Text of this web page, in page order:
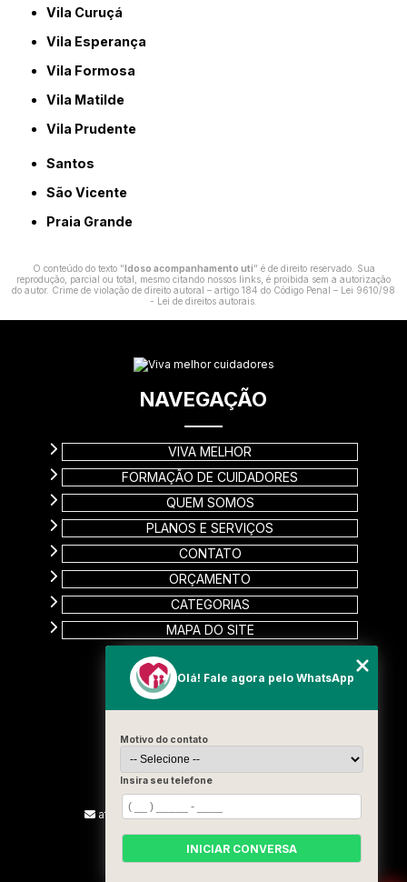
Vila Curuçá
Vila Esperança
Vila Formosa
Vila Matilde
Vila Prudente
Santos
São Vicente
Praia Grande
O conteúdo do texto "Idoso acompanhamento uti" é de direito reservado. Sua
reprodução, parcial ou total, mesmo citando nossos links, é proibida sem a autorização
do autor. Crime de violação de direito autoral – artigo 184 do Código Penal – Lei 9610/98
- Lei de direitos autorais
NAVEGAÇÃO
VIVA MELHOR
FORMAÇÃO DE CUIDADORES
QUEM SOMOS
PLANOS E SERVIÇOS
CONTATO
ORÇAMENTO
CATEGORIAS
MAPA DO SITE
CONTATO
Santo André - SP
(11) 99715-3131
(13) 9887-2187
atendimento@vivamelhorcuidadores.com
SIGA-NOS!
Olá! Fale agora pelo WhatsApp
Motivo do contato
Insira seu telefone
INICIAR CONVERSA